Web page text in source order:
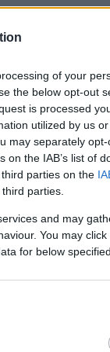
of your
the below opt-out
is processed
utilized by us
may separately
the IAB’s list of
parties on the
parties.
and may
You may
for below
has
Thanlks to
What a
η
με το
αλλά